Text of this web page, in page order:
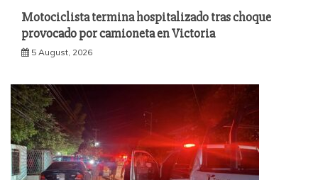
Motociclista termina hospitalizado tras choque
provocado por camioneta en Victoria
5 August, 2026